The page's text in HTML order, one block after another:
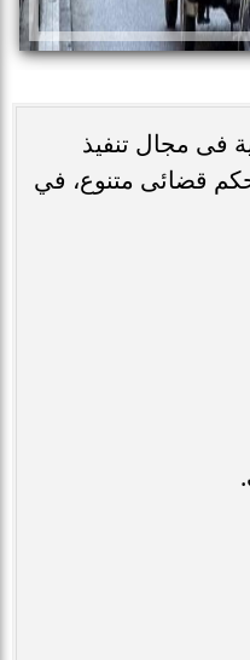
فى مجال تنفيذ
من تنفيذ (73912) حكم قضائى متنوع، في